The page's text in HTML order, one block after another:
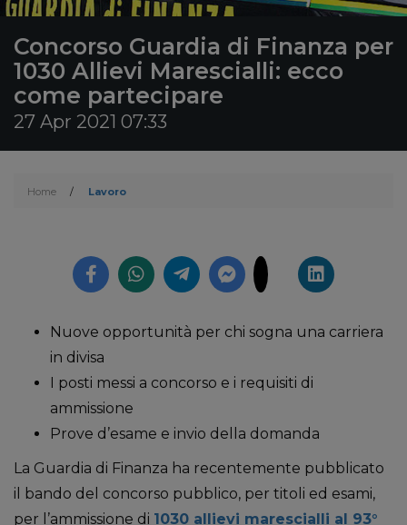
Concorso Guardia di Finanza per
1030 Allievi Marescialli: ecco
come partecipare
27 Apr 2021 07:33
Home / Lavoro
Nuove opportunità per chi sogna una carriera
in divisa
I posti messi a concorso e i requisiti di
ammissione
Prove d’esame e invio della domanda
La Guardia di Finanza ha recentemente pubblicato
il bando del concorso pubblico, per titoli ed esami,
per l’ammissione di 1030 allievi marescialli al 93°